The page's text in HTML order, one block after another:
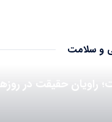
و سلامت
راویان حقیقت در